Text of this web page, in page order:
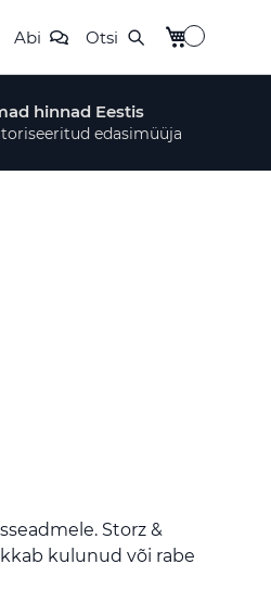
Abi Otsi Minu
hinnad Eestis
edasimüüja
Storz &
kulunud või rabe